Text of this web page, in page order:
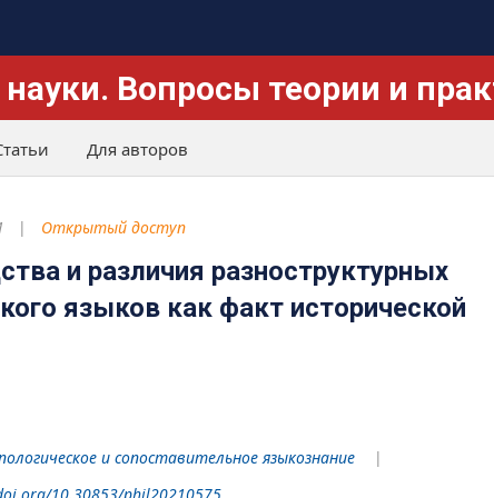
Вопросы теории и
Для авторов
Открытый доступ
и различия разноструктурных
языков как факт исторической
и сопоставительное языкознание